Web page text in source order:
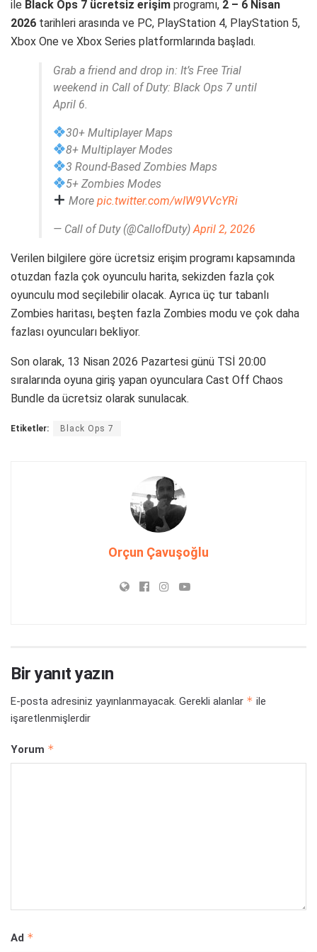
ile Black Ops 7 ücretsiz erişim programı, 2 – 6 Nisan
2026 tarihleri arasında ve PC, PlayStation 4, PlayStation 5,
Xbox One ve Xbox Series platformlarında başladı.
Grab a friend and drop in: It’s Free Trial
weekend in Call of Duty: Black Ops 7 until
April 6.
30+ Multiplayer Maps
8+ Multiplayer Modes
3 Round-Based Zombies Maps
5+ Zombies Modes
Morepic.twitter.com/wIW9VVcYRi
— Call of Duty (@CallofDuty) April 2, 2026
Verilen bilgilere göre ücretsiz erişim programı kapsamında
otuzdan fazla çok oyunculu harita, sekizden fazla çok
oyunculu mod seçilebilir olacak. Ayrıca üç tur tabanlı
Zombies haritası, beşten fazla Zombies modu ve çok daha
fazlası oyuncuları bekliyor.
Son olarak, 13 Nisan 2026 Pazartesi günü TSİ 20:00
sıralarında oyuna giriş yapan oyunculara Cast Off Chaos
Bundle da ücretsiz olarak sunulacak.
Etiketler: Black Ops 7
Orçun Çavuşoğlu
Bir yanıt yazın
E-posta adresiniz yayınlanmayacak. Gerekli alanlar * ile
işaretlenmişlerdir
Yorum *
Ad *